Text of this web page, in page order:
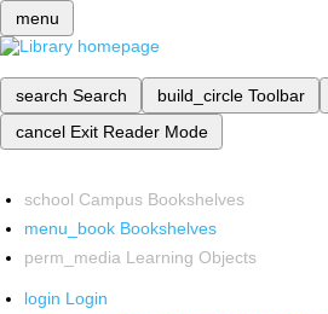
menu
search Search build_circle Toolbar
cancel Exit Reader Mode
school Campus Bookshelves
menu_book Bookshelves
perm_media Learning Objects
login Login